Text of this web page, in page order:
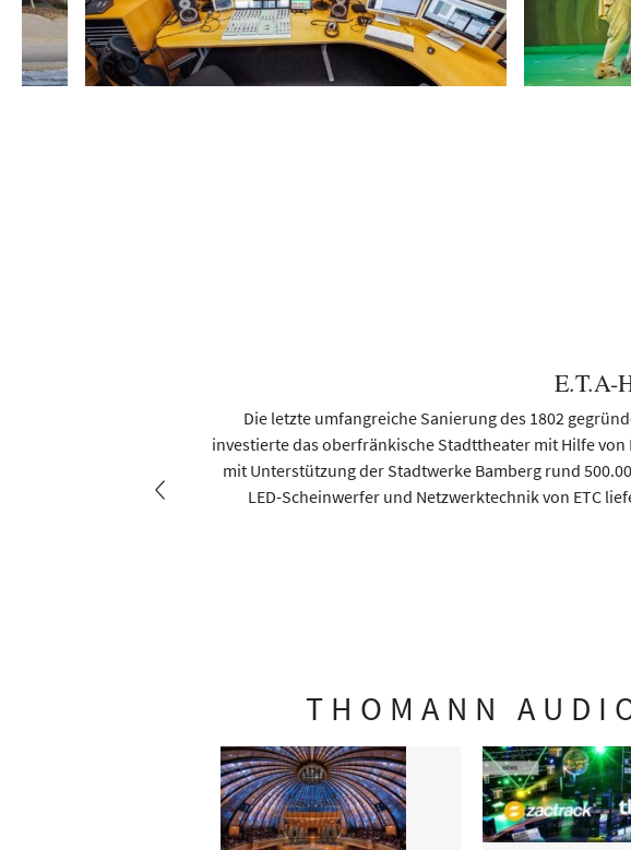
E.T.A-
Die letzte umfangreiche Sanierung des 1802
investierte das oberfränkische Stadttheater mit Hilfe
mit Unterstützung der Stadtwerke Bamberg rund
LED-Scheinwerfer und Netzwerktechnik von ETC
THOMANN